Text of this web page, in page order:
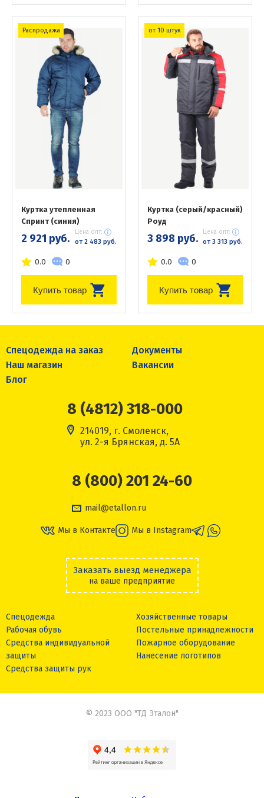
Распродажа
Куртка утепленная
Спринт (синия)
2 921 руб. Цена опт:
от 2 483 руб.
0.0 0
Купить товар
от 10 штук
Куртка (серый/красный)
Роуд
3 898 руб. Цена опт:
от 3 313 руб.
0.0 0
Купить товар
Спецодежда на заказ
Документы
Наш магазин
Вакансии
Блог
8 (4812) 318-000
214019, г. Смоленск,
ул. 2-я Брянская, д. 5А
8 (800) 201 24-60
mail@etallon.ru
Мы в Контакте Мы в Instagram
Заказать выезд менеджера
на ваше предприятие
Спецодежда
Рабочая обувь
Средства индивидуальной
защиты
Средства защиты рук
Хозяйственные товары
Постельные принадлежности
Пожарное оборудование
Нанесение логотипов
© 2023 ООО "ТД Эталон"